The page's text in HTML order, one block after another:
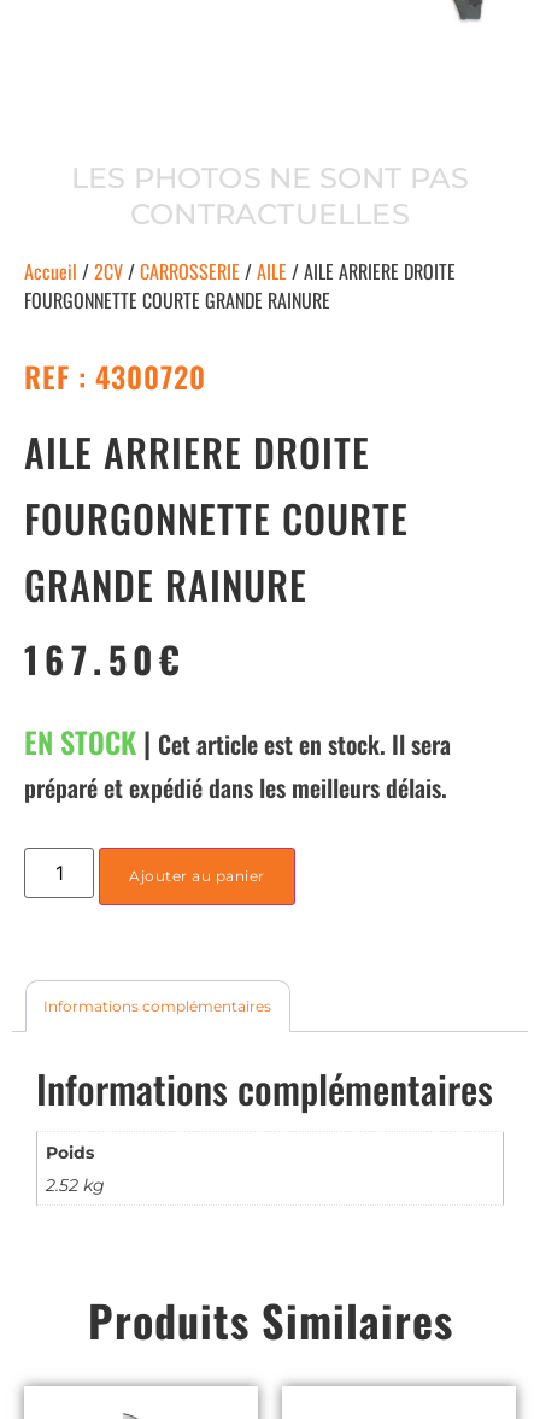
LES PHOTOS NE SONT PAS
CONTRACTUELLES
Accueil /2CV/CARROSSERIE /AILE / AILE ARRIERE DROITE
FOURGONNETTE COURTE GRANDE RAINURE
REF : 4300720
AILE ARRIERE DROITE
FOURGONNETTE COURTE
GRANDE RAINURE
167.50€
EN STOCK| Cet article est en stock. Il sera
préparé et expédié dans les meilleurs délais.
Ajouter au panier
Informations complémentaires
Informations complémentaires
Poids
2.52 kg
Produits Similaires